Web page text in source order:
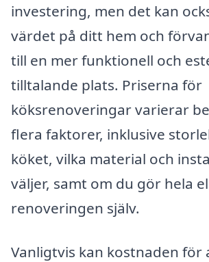
investering, men det kan
värdet på ditt hem och
till en mer funktionell och
tilltalande plats. Priserna för
köksrenoveringar varierar
flera faktorer, inklusive
köket, vilka material och
väljer, samt om du gör hela
renoveringen själv.
Vanligtvis kan kostnaden för